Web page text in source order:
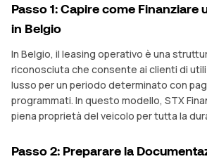
Passo 1: Capire come Finanziare
in Belgio
In Belgio, il leasing operativo è una
riconosciuta che consente ai clienti di
lusso per un periodo determinato con
programmati. In questo modello, STX
piena proprietà del veicolo per tutta la
Passo 2: Preparare la